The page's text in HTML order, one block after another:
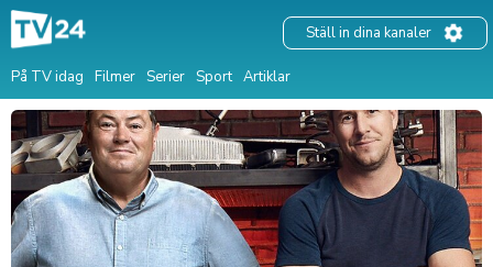
På TV idag Filmer Serier Sport Artiklar
Ställ in dina kanaler